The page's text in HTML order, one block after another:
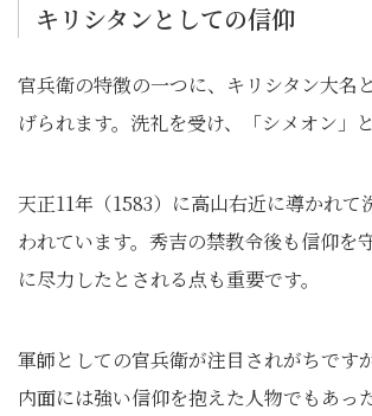
キリシタンとしての信仰
官兵衛の特徴の一つに、キリシタン大名
げられます。洗礼を受け、「シメオン」
天正11年（1583）に高山右近に導かれて
われています。秀吉の禁教令後も信仰を
に尽力したとされる点も重要です。
軍師としての官兵衛が注目されがちです
内面には強い信仰を抱えた人物でもあっ